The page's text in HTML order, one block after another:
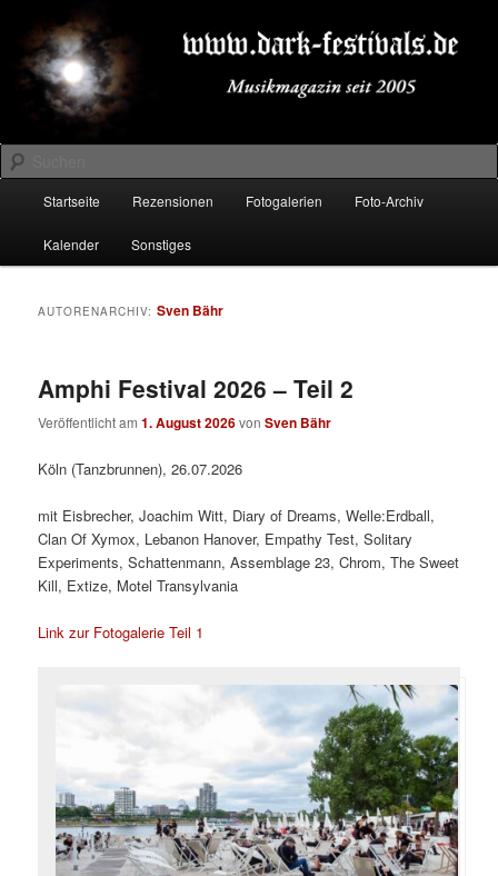
primären
Inhalt
springen
sekundären
Inhalt
springenDARK-FESTIVALS.DE
Suchen
Startseite Rezensionen Fotogalerien Foto-Archiv
Kalender Sonstiges
AUTORENARCHIV:Sven Bähr
Amphi Festival 2026 – Teil 2
Veröffentlicht am1. August 2026vonSven Bähr
Köln (Tanzbrunnen), 26.07.2026
mit Eisbrecher, Joachim Witt, Diary of Dreams, Welle:Erdball,
Clan Of Xymox, Lebanon Hanover, Empathy Test, Solitary
Experiments, Schattenmann, Assemblage 23, Chrom, The Sweet
Kill, Extize, Motel Transylvania
Link zur Fotogalerie Teil 1